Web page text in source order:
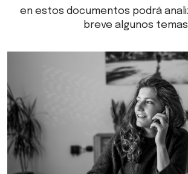
en estos documentos podrá
breve algunos temas